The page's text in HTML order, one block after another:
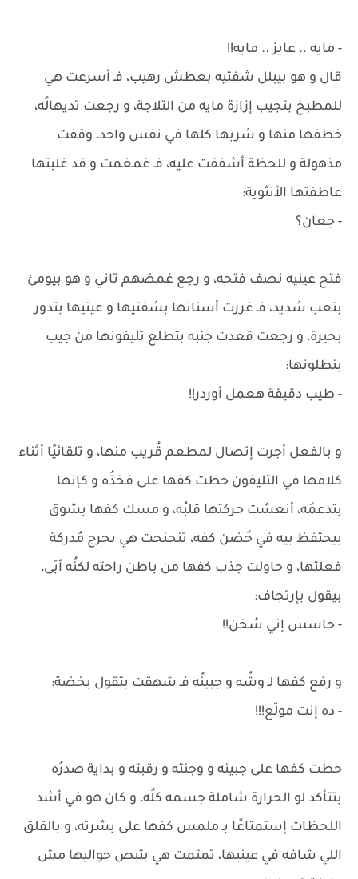
- مايه .. عايز .. مايه!!
قال و هو بيبلل شفتيه بعطش رهيب، فـ أسرعت هي
للمطبخ بتجيب إزازة مايه من التلاجة، و رجعت تديهالُه،
خطفها منها و شربها كلها في نفس واحد، وقفت
مذهولة و للحظة أشفقت عليه، فـ غمغمت و قد غلبتها
عاطفتها الأنثوية:
- جعان؟
فتح عينيه نصف فتحه، و رجع غمضهم تاني و هو بيومئ
بتعب شديد، فـ غرزت أسنانها بشفتيها و عينيها بتدور
بحيرة، و رجعت قعدت جنبه بتطلع تليفونها من جيب
بنطلونها:
- طيب دقيقة هعمل أوردر!!
و بالفعل أجرت إتصال لمطعم قُريب منها، و تلقائيًا أثناء
كلامها في التليفون حطت كفها على فخذُه و كإنها
بتدعمُه، أنعشت حركتها قلبُه، و مسك كفها بشوق
بيحتفظ بيه في حُضن كفه، تنحنحت هي بحرج مُدركة
فعلتها، و حاولت جذب كفها من باطن راحته لكنُه أبَى،
بيقول بإرتجاف:
- حاسس إني سُخن!!
و رفع كفها لـ وشُه و جبينُه فـ شهقت بتقول بخضة:
- ده إنت مولّع!!!
حطت كفها على جبينه و وجنته و رقبته و بداية صدرُه
بتتأكد لو الحرارة شاملة جسمه كلُه، و كان هو في أشد
اللحظات إستمتاعًا بـ ملمس كفها على بشرته، و بالقلق
اللي شافه في عينيها، تمتمت هي بتبص حواليها مش